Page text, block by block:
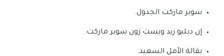
سوبر ماركت الجدول.
إن دبليو زيد ويست زون سوبر ماركت.
بقالة الأمل السعيد.